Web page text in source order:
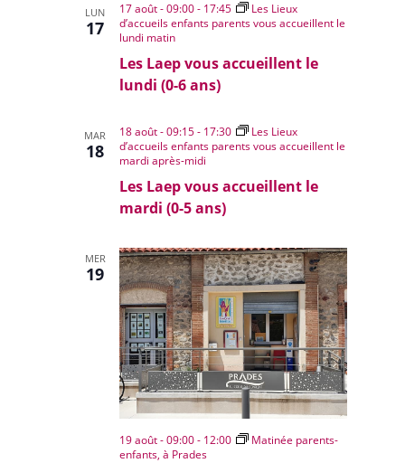
LUN
17
Les Laep vous accueillent le
lundi (0-6 ans)
17 août - 09:00- 17:45
Les Lieux
d’accueils enfants parents vous accueillent le
lundi matin
MAR
18
Les Laep vous accueillent le
mardi (0-5 ans)
18 août - 09:15- 17:30
Les Lieux
d’accueils enfants parents vous accueillent le
mardi après-midi
MER
19
19 août - 09:00- 12:00
Matinée parents-
enfants, à Prades